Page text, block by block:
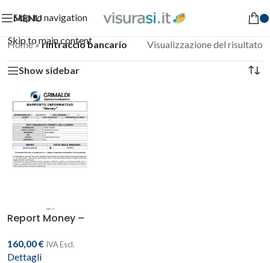
Skip to navigation
Skip to main content
MENU
Home»rintraccio bancario Visualizzazione del risultato
Show sidebar
Report Money –
e rapporti bancari
160,00€ IVA Escl.
Dettagli